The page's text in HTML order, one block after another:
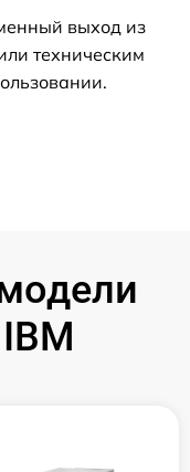
выход из
техническим